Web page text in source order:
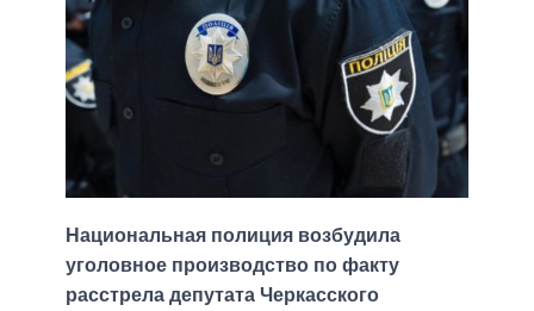
Национальная полиция возбудила
уголовное производство по факту
расстрела депутата Черкасского